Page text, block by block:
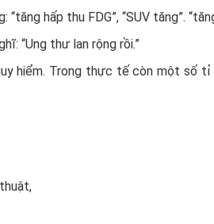
“tăng hấp thu FDG”, “SUV tăng”.
“Ung thư lan rộng rồi.”
hiểm. Trong thực tế còn một số